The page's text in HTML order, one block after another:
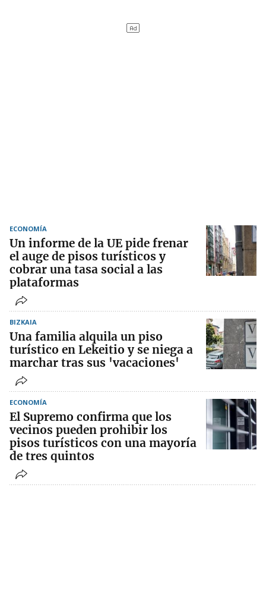
ECONOMÍA
Un informe de la UE pide frenar
el auge de pisos turísticos y
cobrar una tasa social a las
plataformas
BIZKAIA
Una familia alquila un piso
turístico en Lekeitio y se niega a
marchar tras sus 'vacaciones'
ECONOMÍA
El Supremo confirma que los
vecinos pueden prohibir los
pisos turísticos con una mayoría
de tres quintos